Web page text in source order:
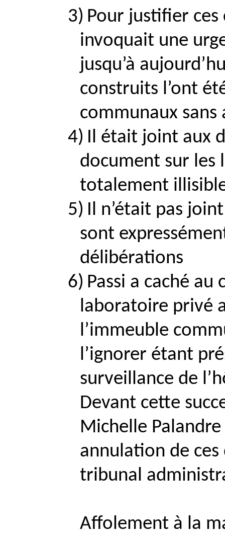
3) Pour justifier ces
invoquait une
jusqu’à
construits l’ont
communaux
4) Il était joint aux
document sur les
totalement
5) Il n’était pas
sont
délibérations
6) Passi a caché au
laboratoire privé
l’immeuble
l’ignorer étant
surveillance de
Devant cette
Michelle Palandre
annulation de
tribunal
Affolement à la